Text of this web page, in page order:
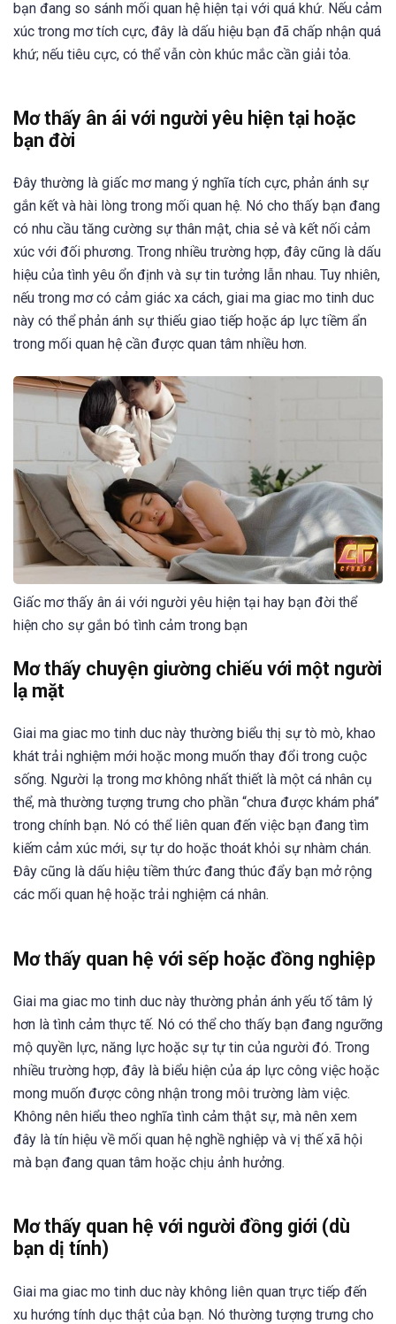
bạn đang so sánh mối quan hệ hiện tại với quá khứ. Nếu cảm
xúc trong mơ tích cực, đây là dấu hiệu bạn đã chấp nhận quá
khứ; nếu tiêu cực, có thể vẫn còn khúc mắc cần giải tỏa.
Mơ thấy ân ái với người yêu hiện tại hoặc
bạn đời
Đây thường là giấc mơ mang ý nghĩa tích cực, phản ánh sự
gắn kết và hài lòng trong mối quan hệ. Nó cho thấy bạn đang
có nhu cầu tăng cường sự thân mật, chia sẻ và kết nối cảm
xúc với đối phương. Trong nhiều trường hợp, đây cũng là dấu
hiệu của tình yêu ổn định và sự tin tưởng lẫn nhau. Tuy nhiên,
nếu trong mơ có cảm giác xa cách, giai ma giac mo tinh duc
này có thể phản ánh sự thiếu giao tiếp hoặc áp lực tiềm ẩn
trong mối quan hệ cần được quan tâm nhiều hơn.
Giấc mơ thấy ân ái với người yêu hiện tại hay bạn đời thể
hiện cho sự gắn bó tình cảm trong bạn
Mơ thấy chuyện giường chiếu với một người
lạ mặt
Giai ma giac mo tinh duc này thường biểu thị sự tò mò, khao
khát trải nghiệm mới hoặc mong muốn thay đổi trong cuộc
sống. Người lạ trong mơ không nhất thiết là một cá nhân cụ
thể, mà thường tượng trưng cho phần “chưa được khám phá”
trong chính bạn. Nó có thể liên quan đến việc bạn đang tìm
kiếm cảm xúc mới, sự tự do hoặc thoát khỏi sự nhàm chán.
Đây cũng là dấu hiệu tiềm thức đang thúc đẩy bạn mở rộng
các mối quan hệ hoặc trải nghiệm cá nhân.
Mơ thấy quan hệ với sếp hoặc đồng nghiệp
Giai ma giac mo tinh duc này thường phản ánh yếu tố tâm lý
hơn là tình cảm thực tế. Nó có thể cho thấy bạn đang ngưỡng
mộ quyền lực, năng lực hoặc sự tự tin của người đó. Trong
nhiều trường hợp, đây là biểu hiện của áp lực công việc hoặc
mong muốn được công nhận trong môi trường làm việc.
Không nên hiểu theo nghĩa tình cảm thật sự, mà nên xem
đây là tín hiệu về mối quan hệ nghề nghiệp và vị thế xã hội
mà bạn đang quan tâm hoặc chịu ảnh hưởng.
Mơ thấy quan hệ với người đồng giới (dù
bạn dị tính)
Giai ma giac mo tinh duc này không liên quan trực tiếp đến
xu hướng tính dục thật của bạn. Nó thường tượng trưng cho